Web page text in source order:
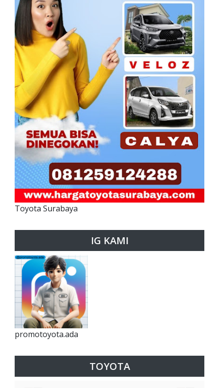
Toyota Surabaya
IG KAMI
promotoyota.ada
TOYOTA